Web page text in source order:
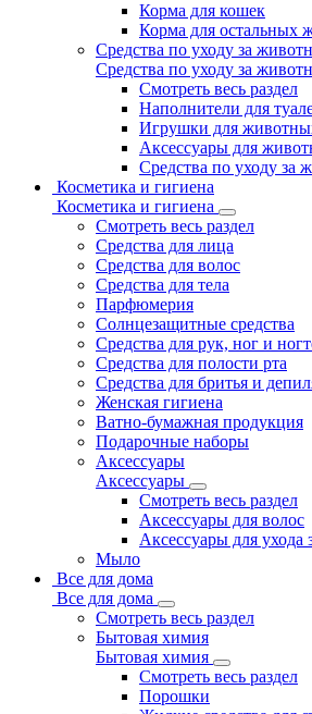
Корма для кошек
Корма для остальных
Средства по уходу за
Средства по уходу за
Смотреть весь раздел
Наполнители для
Игрушки для
Аксессуары для
Средства по уходу за
Косметика и гигиена
Косметика и гигиена
Смотреть весь раздел
Средства для лица
Средства для волос
Средства для тела
Парфюмерия
Солнцезащитные средства
Средства для рук, ног и
Средства для полости рта
Средства для бритья и
Женская гигиена
Ватно-бумажная продукция
Подарочные наборы
Аксессуары
Аксессуары
Смотреть весь раздел
Аксессуары для волос
Аксессуары для ухода
Мыло
Все для дома
Все для дома
Смотреть весь раздел
Бытовая химия
Бытовая химия
Смотреть весь раздел
Порошки